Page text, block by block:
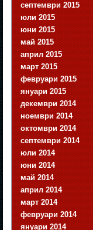
септември 2015
юли 2015
юни 2015
май 2015
април 2015
март 2015
февруари 2015
януари 2015
декември 2014
ноември 2014
октомври 2014
септември 2014
юли 2014
юни 2014
май 2014
април 2014
март 2014
февруари 2014
януари 2014